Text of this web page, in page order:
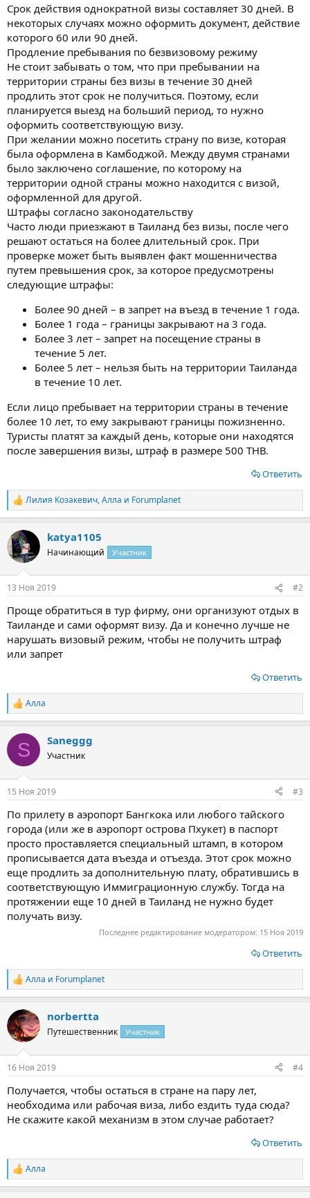
Срок действия однократной визы составляет 30 дней. В
некоторых случаях можно оформить документ, действие
которого 60 или 90 дней.
Продление пребывания по безвизовому режиму
Не стоит забывать о том, что при пребывании на
территории страны без визы в течение 30 дней
продлить этот срок не получиться. Поэтому, если
планируется выезд на больший период, то нужно
оформить соответствующую визу.
При желании можно посетить страну по визе, которая
была оформлена в Камбоджой. Между двумя странами
было заключено соглашение, по которому на
территории одной страны можно находится с визой,
оформленной для другой.
Штрафы согласно законодательству
Часто люди приезжают в Таиланд без визы, после чего
решают остаться на более длительный срок. При
проверке может быть выявлен факт мошенничества
путем превышения срок, за которое предусмотрены
следующие штрафы:
Более 90 дней – в запрет на въезд в течение 1 года.
Более 1 года – границы закрывают на 3 года.
Более 3 лет – запрет на посещение страны в
течение 5 лет.
Более 5 лет – нельзя быть на территории Таиланда
в течение 10 лет.
Если лицо пребывает на территории страны в течение
более 10 лет, то ему закрывают границы пожизненно.
Туристы платят за каждый день, которые они находятся
после завершения визы, штраф в размере 500 ТНВ.
Ответить
Р
е
к
ц
и
Лилия Козакевич,Алла и Forumplanet
katya1105
Начинающий Участник
13 Ноя 2019 #2
Проще обратиться в тур фирму, они организуют отдых в
Таиланде и сами оформят визу. Да и конечно лучше не
нарушать визовый режим, чтобы не получить штраф
или запрет
Ответить
Р
е
к
и
Алла
S Saneggg
Участник
15 Ноя 2019 #3
По прилету в аэропорт Бангкока или любого тайского
города (или же в аэропорт острова Пхукет) в паспорт
просто проставляется специальный штамп, в котором
прописывается дата въезда и отъезда. Этот срок можно
еще продлить за дополнительную плату, обратившись в
соответствующую Иммиграционную службу. Тогда на
протяжении еще 10 дней в Таиланд не нужно будет
получать визу.
Последнее редактирование модератором: 15 Ноя 2019
Ответить
Р
е
к
ц
и
Алла и Forumplanet
norbertta
Путешественник Участник
16 Ноя 2019 #4
Получается, чтобы остаться в стране на пару лет,
необходима или рабочая виза, либо ездить туда сюда?
Не скажите какой механизм в этом случае работает?
Ответить
Р
е
Алла